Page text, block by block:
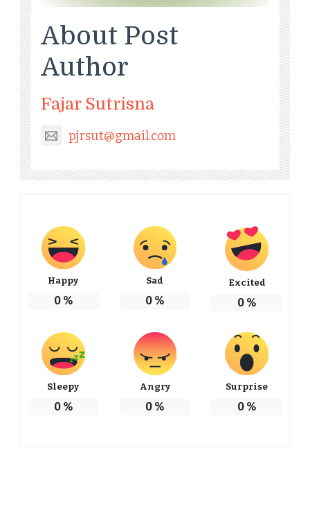
About Post
Author
Fajar Sutrisna
pjrsut@gmail.com
Happy
0%
Sad
0 %
Excited
0 %
Sleepy
0%
Angry
0 %
Surprise
0 %